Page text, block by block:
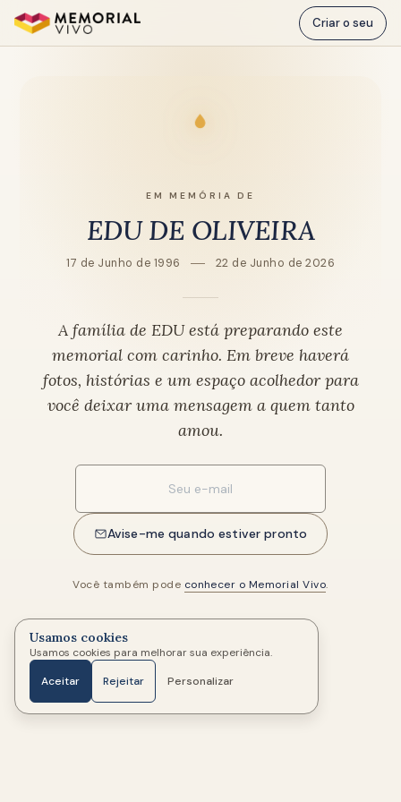
Ir para o conteúdo principal
Usamos cookies
Usamos cookies para melhorar sua experiência.
Aceitar
Rejeitar Personalizar
Criar o seu
EM MEMÓRIA DE
EDU DE OLIVEIRA
17 de Junho de 1996 22 de Junho de 2026
A família de EDU está preparando este
memorial com carinho. Em breve haverá
fotos, histórias e um espaço acolhedor para
você deixar uma mensagem a quem tanto
amou.
Avise-me quando estiver pronto
Você também pode conhecer o Memorial Vivo.